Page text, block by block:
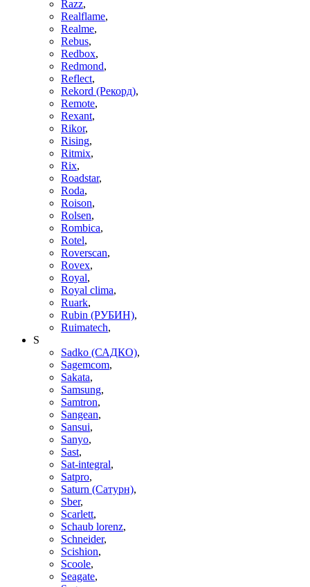
Razz,
Realflame,
Realme,
Rebus,
Redbox,
Redmond,
Reflect,
Rekord (Рекорд),
Remote,
Rexant,
Rikor,
Rising,
Ritmix,
Rix,
Roadstar,
Roda,
Roison,
Rolsen,
Rombica,
Rotel,
Roverscan,
Rovex,
Royal,
Royal clima,
Ruark,
Rubin (РУБИН),
Ruimatech,
S
Sadko (САДКО),
Sagemcom,
Sakata,
Samsung,
Samtron,
Sangean,
Sansui,
Sanyo,
Sast,
Sat-integral,
Satpro,
Saturn (Сатурн),
Sber,
Scarlett,
Schaub lorenz,
Schneider,
Scishion,
Scoole,
Seagate,